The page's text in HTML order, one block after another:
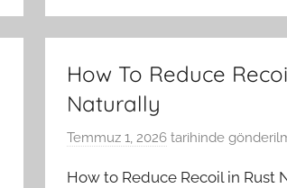
How To Reduce
Naturally
Temmuz 1, 2026 tarihinde
How to Reduce Recoil in Rust